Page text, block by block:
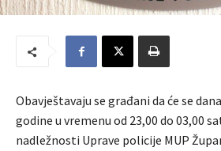
Obavještavaju se građani da će se
godine u vremenu od 23,00 do 03,00
nadležnosti Uprave policije MUP